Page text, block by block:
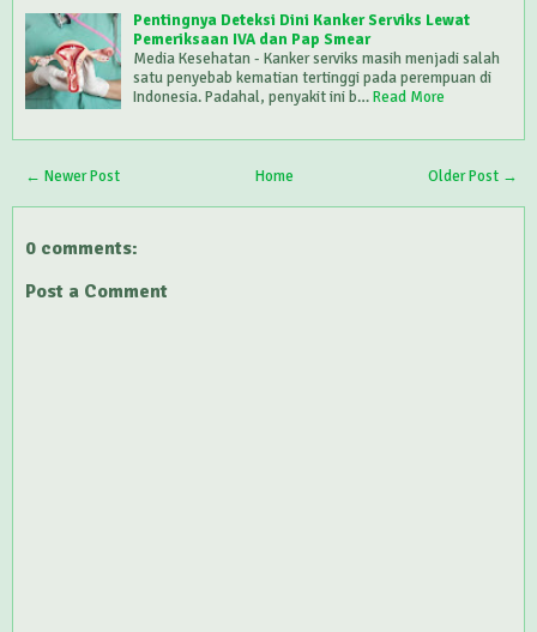
Pentingnya Deteksi Dini Kanker Serviks Lewat
Pemeriksaan IVA dan Pap Smear
Media Kesehatan - Kanker serviks masih menjadi salah
satu penyebab kematian tertinggi pada perempuan di
Indonesia. Padahal, penyakit ini b…Read More
← Newer Post Older Post →
Home
0 comments:
Post a Comment